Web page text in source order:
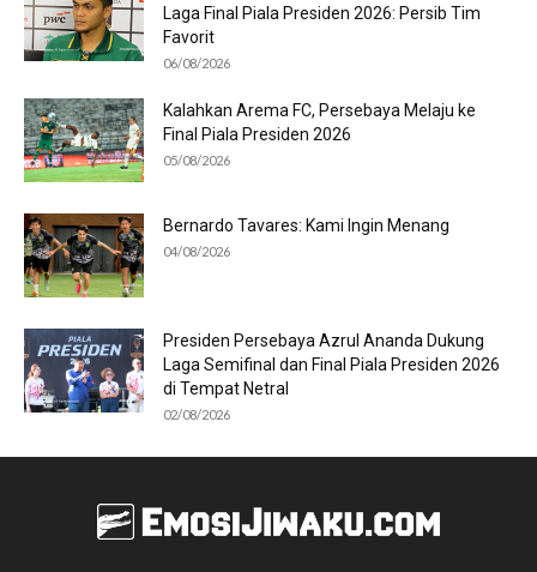
Laga Final Piala Presiden 2026: Persib Tim
Favorit
06/08/2026
Kalahkan Arema FC, Persebaya Melaju ke
Final Piala Presiden 2026
05/08/2026
Bernardo Tavares: Kami Ingin Menang
04/08/2026
Presiden Persebaya Azrul Ananda Dukung
Laga Semifinal dan Final Piala Presiden 2026
di Tempat Netral
02/08/2026